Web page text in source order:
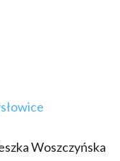
Woszczyńska